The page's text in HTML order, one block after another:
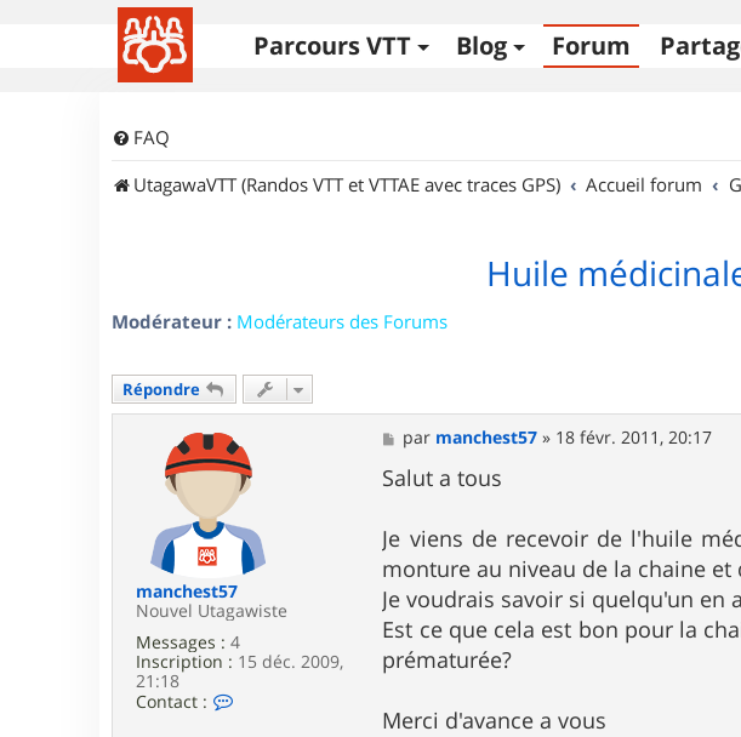
Parcours VTT Blog Forum
FAQ
UtagawaVTT (Randos VTT et VTTAE avec traces GPS)
Accueil forum
Huile
Modérateur : Modérateurs des Forums
Répondre
manchest57
Nouvel Utagawiste
Messages : 4
Inscription : 15 déc. 2009,
21:18
Contact :
M
e
s
s
g
e
par manchest57 » 18 févr. 2011, 20:17
Salut a tous
Je viens de recevoir de l'huile
monture au niveau de la chaine et
Je voudrais savoir si quelqu'un en
Est ce que cela est bon pour la
prématurée?
Merci d'avance a vous